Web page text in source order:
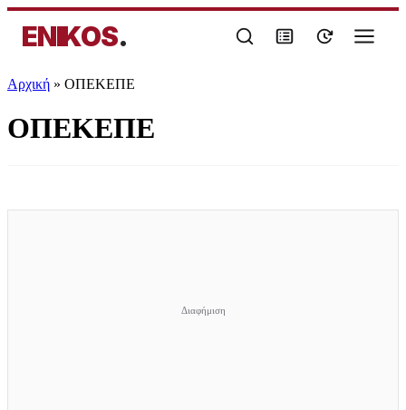
ENIKOS.
Αρχική » ΟΠΕΚΕΠΕ
ΟΠΕΚΕΠΕ